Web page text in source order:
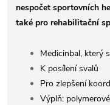
nespočet sportovních
také pro rehabilitační
Medicinbal, který
K posílení svalů
Pro zlepšení
Výplň: